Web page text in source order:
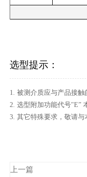
选型提示：
1. 被测介质应与产品接触
2. 选型附加功能代号"E”
3. 其它特殊要求，敬请与
上一篇